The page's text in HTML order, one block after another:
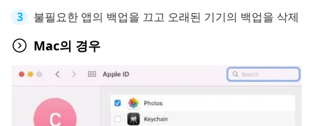
불필요한 앱의 백업을 끄고 오래된 기기의 백업을 삭제
Mac의 경우